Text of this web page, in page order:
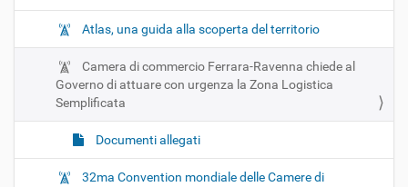
Atlas, una guida alla scoperta del territorio
Camera di commercio Ferrara-Ravenna chiede al
Governo di attuare con urgenza la Zona Logistica
Semplificata
Documenti allegati
32ma Convention mondiale delle Camere di